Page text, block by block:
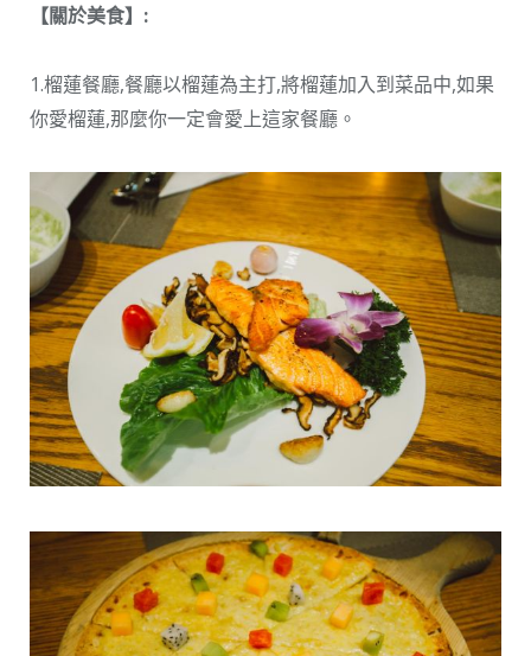
【關於美食】:
1.榴蓮餐廳,餐廳以榴蓮為主打,將榴蓮加入到菜品中,如果
你愛榴蓮,那麼你一定會愛上這家餐廳。